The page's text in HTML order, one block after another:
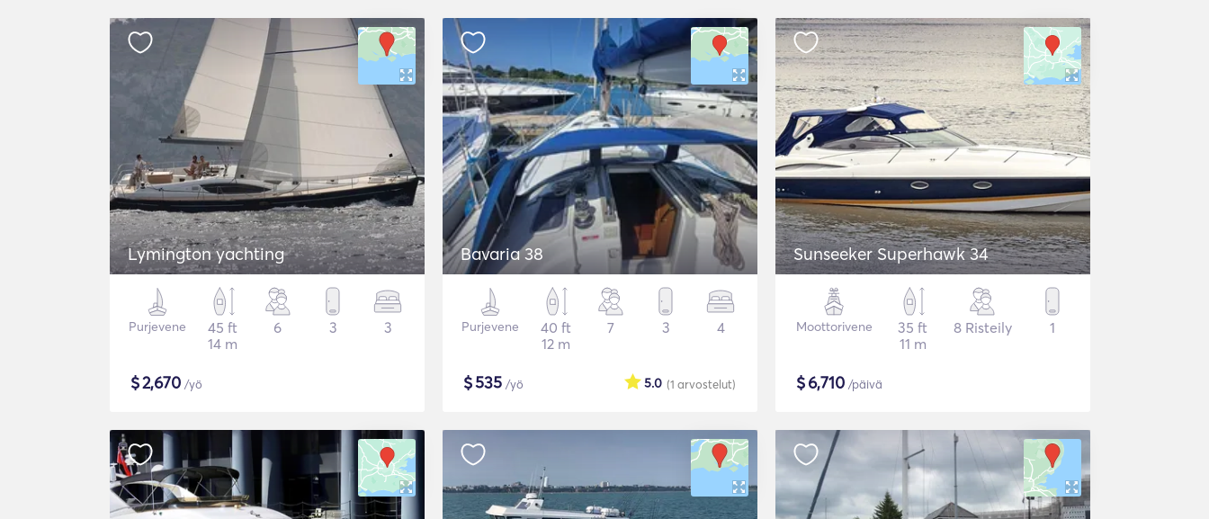
Lymington yachting
Purjevene
45 ft
14 m
6 3 3
$2,670 /yö
Bavaria 38
Purjevene
40 ft
12 m
7 3 4
$535 /yö (1 arvostelut)
5.0
Sunseeker Superhawk 34
Moottorivene
35 ft
11 m
8 Risteily 1
$6,710 /päivä